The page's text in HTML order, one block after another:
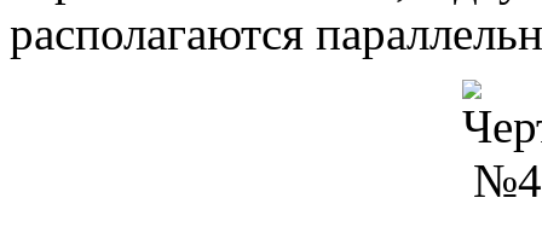
располагаются